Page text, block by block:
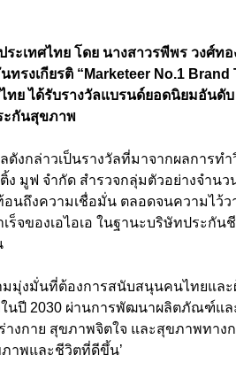
ประเทศไทย โดย นางสาวรพีพร วง
ทรงเกียรติ “Marketeer No.1
ทย ได้รับรางวัลแบรนด์ยอดนิยมอันดั
ะกันสุขภาพ
ดังกล่าวเป็นรางวัลที่มาจากผลการท
ง มูฟ จำกัด สำรวจกลุ่มตัวอย่างจำน
อนถึงความเชื่อมั่น ตลอดจนความไว้ว
ร็จของเอไอเอ ในฐานะบริษัทประกั
มมุ่งมั่นที่ต้องการสนับสนุนคนไทยแล
นปี 2030 ผ่านการพัฒนาผลิตภัณฑ์แ
งกาย สุขภาพจิตใจ และสุขภาพทางก
ภาพและชีวิตที่ดีขึ้น’